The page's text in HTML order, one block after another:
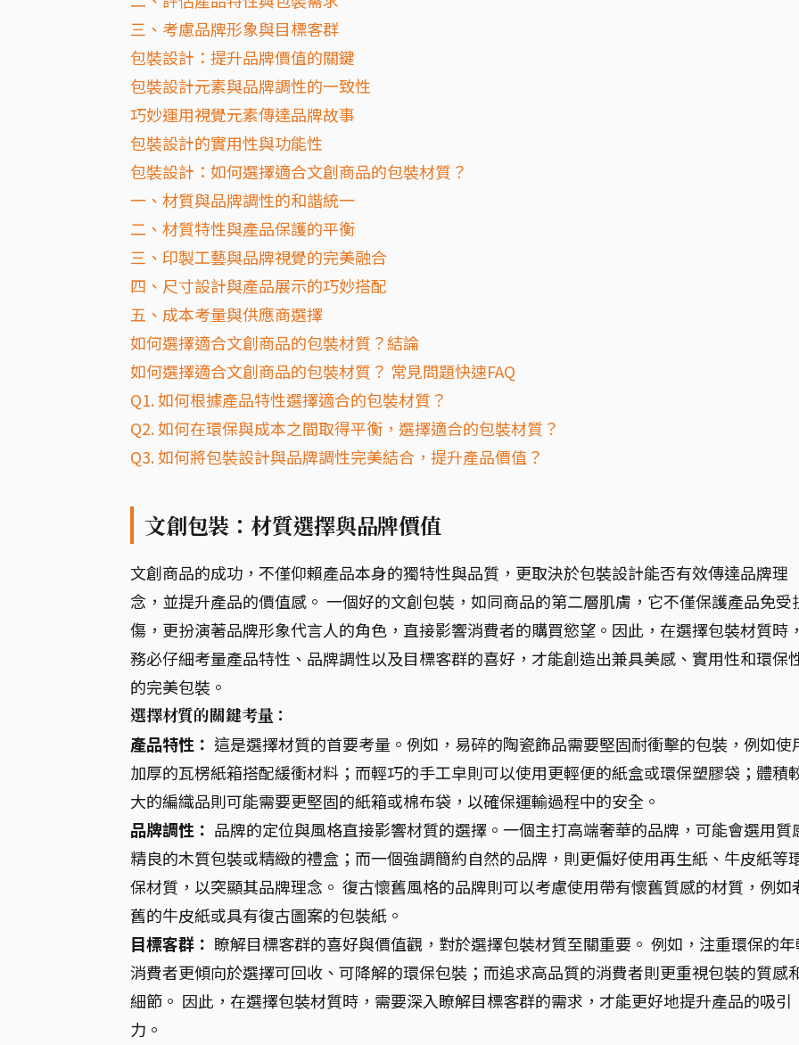
三、考慮品牌形象與目標客群
包裝設計：提升品牌價值的關鍵
包裝設計元素與品牌調性的一致性
巧妙運用視覺元素傳達品牌故事
包裝設計的實用性與功能性
包裝設計：如何選擇適合文創商品的包裝材質？
一、材質與品牌調性的和諧統一
二、材質特性與產品保護的平衡
三、印製工藝與品牌視覺的完美融合
四、尺寸設計與產品展示的巧妙搭配
五、成本考量與供應商選擇
如何選擇適合文創商品的包裝材質？結論
如何選擇適合文創商品的包裝材質？ 常見問題快速FAQ
Q1. 如何根據產品特性選擇適合的包裝材質？
Q2. 如何在環保與成本之間取得平衡，選擇適合的包裝材質？
Q3. 如何將包裝設計與品牌調性完美結合，提升產品價值？
文創包裝：材質選擇與品牌價值
文創商品的成功，不僅仰賴產品本身的獨特性與品質，更取決於包裝設計能否有效傳達品牌理
念，並提升產品的價值感。 一個好的文創包裝，如同商品的第二層肌膚，它不僅保護產品免受
傷，更扮演著品牌形象代言人的角色，直接影響消費者的購買慾望。因此，在選擇包裝材質時
務必仔細考量產品特性、品牌調性以及目標客群的喜好，才能創造出兼具美感、實用性和環保
的完美包裝。
選擇材質的關鍵考量：
產品特性： 這是選擇材質的首要考量。例如，易碎的陶瓷飾品需要堅固耐衝擊的包裝，例如使
加厚的瓦楞紙箱搭配緩衝材料；而輕巧的手工皁則可以使用更輕便的紙盒或環保塑膠袋；體積
大的編織品則可能需要更堅固的紙箱或棉布袋，以確保運輸過程中的安全。
品牌調性： 品牌的定位與風格直接影響材質的選擇。一個主打高端奢華的品牌，可能會選用質
精良的木質包裝或精緻的禮盒；而一個強調簡約自然的品牌，則更偏好使用再生紙、牛皮紙等
保材質，以突顯其品牌理念。 復古懷舊風格的品牌則可以考慮使用帶有懷舊質感的材質，例如
舊的牛皮紙或具有復古圖案的包裝紙。
目標客群： 瞭解目標客群的喜好與價值觀，對於選擇包裝材質至關重要。 例如，注重環保的
消費者更傾向於選擇可回收、可降解的環保包裝；而追求高品質的消費者則更重視包裝的質感
細節。 因此，在選擇包裝材質時，需要深入瞭解目標客群的需求，才能更好地提升產品的吸引
力。